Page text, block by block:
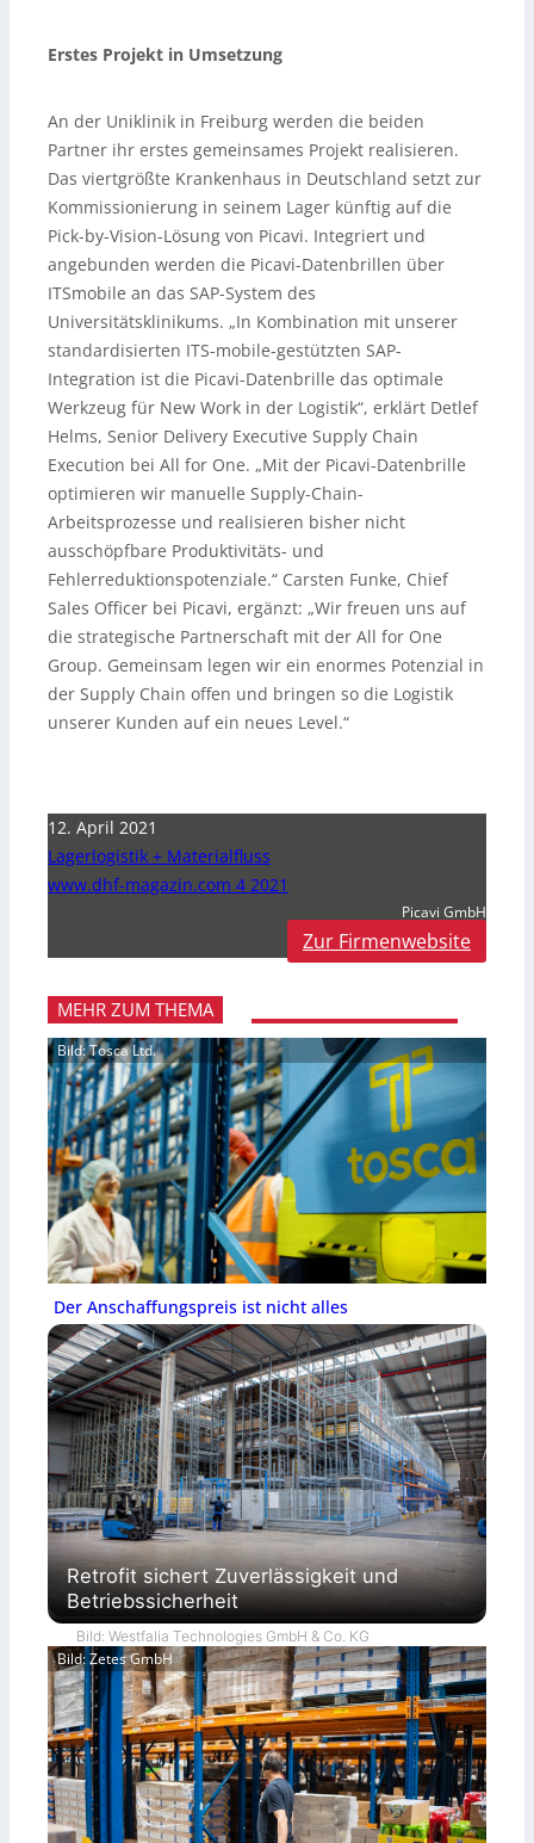
Erstes Projekt in Umsetzung
An der Uniklinik in Freiburg werden die beiden
Partner ihr erstes gemeinsames Projekt realisieren.
Das viertgrößte Krankenhaus in Deutschland setzt zur
Kommissionierung in seinem Lager künftig auf die
Pick-by-Vision-Lösung von Picavi. Integriert und
angebunden werden die Picavi-Datenbrillen über
ITSmobile an das SAP-System des
Universitätsklinikums. „In Kombination mit unserer
standardisierten ITS-mobile-gestützten SAP-
Integration ist die Picavi-Datenbrille das optimale
Werkzeug für New Work in der Logistik“, erklärt Detlef
Helms, Senior Delivery Executive Supply Chain
Execution bei All for One. „Mit der Picavi-Datenbrille
optimieren wir manuelle Supply-Chain-
Arbeitsprozesse und realisieren bisher nicht
ausschöpfbare Produktivitäts- und
Fehlerreduktionspotenziale.“ Carsten Funke, Chief
Sales Officer bei Picavi, ergänzt: „Wir freuen uns auf
die strategische Partnerschaft mit der All for One
Group. Gemeinsam legen wir ein enormes Potenzial in
der Supply Chain offen und bringen so die Logistik
unserer Kunden auf ein neues Level.“
12. April 2021
Lagerlogistik + Materialfluss
www.dhf-magazin.com 4 2021
Picavi GmbH
Zur Firmenwebsite
MEHR ZUM THEMA
Bild: Tosca Ltd.
Der Anschaffungspreis ist nicht alles
Retrofit sichert Zuverlässigkeit und
Betriebssicherheit
Bild: Westfalia Technologies GmbH & Co. KG
Bild: Zetes GmbH